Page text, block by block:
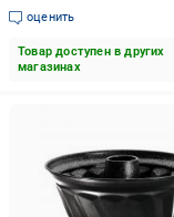
оценить
Товар доступен в других
магазинах